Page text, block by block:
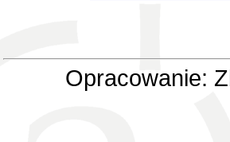
Opracowanie: